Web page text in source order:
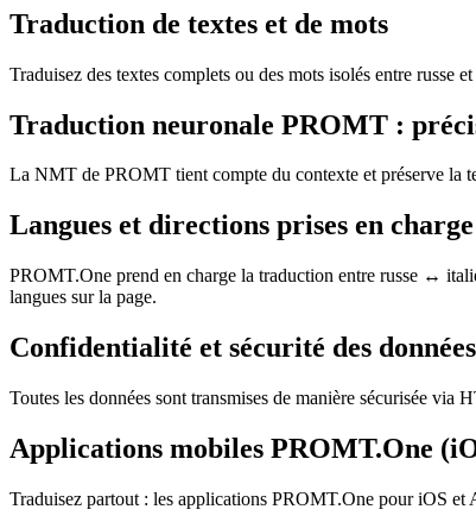
Traduction de textes et de mots
Traduisez des textes complets ou des mots isolés entre
Traduction neuronale PROMT :
La NMT de PROMT tient compte du contexte et préserve la
Langues et directions prises en charge
PROMT.One prend en charge la traduction entre russe ↔
langues sur la page.
Confidentialité et sécurité des données
Toutes les données sont transmises de manière sécurisée
Applications mobiles PROMT.One
Traduisez partout : les applications PROMT.One pour iOS et